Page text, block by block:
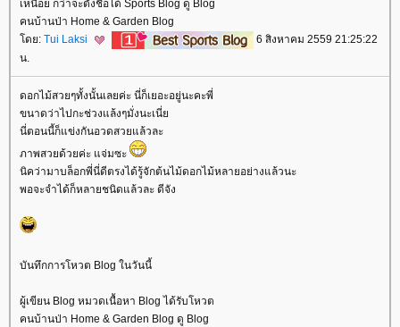
เหนื่อย กว่าจะตั้งชื่อได้ Sports Blog ดู Blog
คนบ้านป่า Home & Garden Blog
ดย: Tui Laksi
6 สิงหาคม 2559 21:25:22
น.
ดอกไม้สวยๆทั้งนั้นเลยค่ะ นี่ก็เยอะอยู่นะคะพี่
ขนาดว่าไปกะช่วงแล้งๆมั่งนะเนี่
นี่ตอนนี้ก็แข่งกันอวดสวยแล้วละ
ภาพสวยด้วยค่ะ แจ่มซะ
นิคว่ามาบล็อกพี่นี่ดีตรงได้รู้จักต้นไม้ดอกไม้หลายอย่างแล้วนะ
พอจะจำได้ก็หลายชนิดแล้วละ ดีจัง
บันทึกการโหวต Blog ในวันนี้
ผู้เขียน Blog หมวดเนื้อหา Blog ได้รับโหวต
คนบ้านป่า Home & Garden Blog ดู Blog